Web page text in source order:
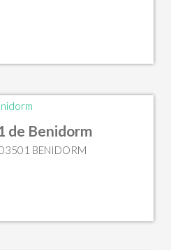
de Benidorm
BENIDORM